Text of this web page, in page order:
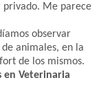
privado. Me parece
observar
animales, en la
de los mismos.
en Veterinaria